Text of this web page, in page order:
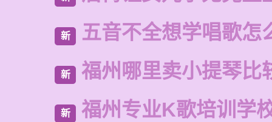
新 五音不全想学唱歌怎
新 福州哪里卖小提琴比
新 福州专业K歌培训学